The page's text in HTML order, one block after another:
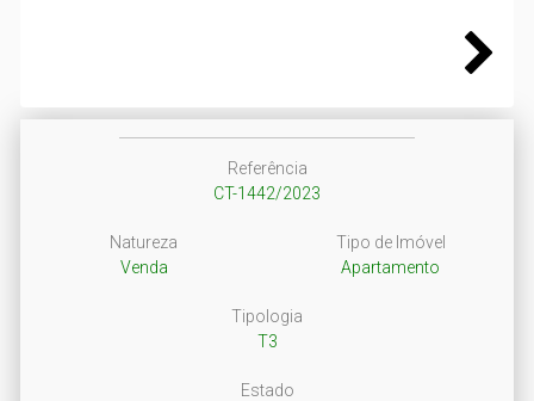
Referência
CT-1442/2023
Natureza
Venda
Tipo de Imóvel
Apartamento
Tipologia
T3
Estado